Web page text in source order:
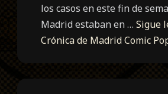
los casos en este fin de
Madrid estaban en …Sigue
Crónica de Madrid Comic